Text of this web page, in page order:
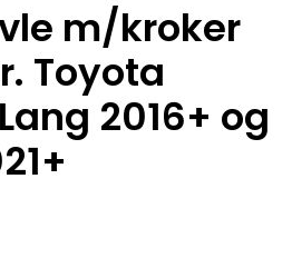
m/kroker
Toyota
2016+ og